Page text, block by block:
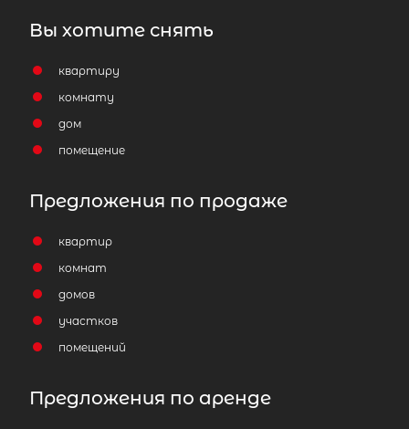
Вы хотите снять
квартиру
комнату
дом
помещение
Предложения по продаже
квартир
комнат
домов
участков
помещений
Предложения по аренде